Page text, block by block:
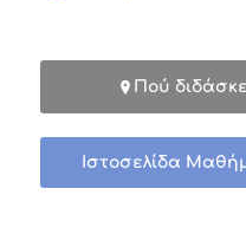
Πού
Ιστοσελίδα